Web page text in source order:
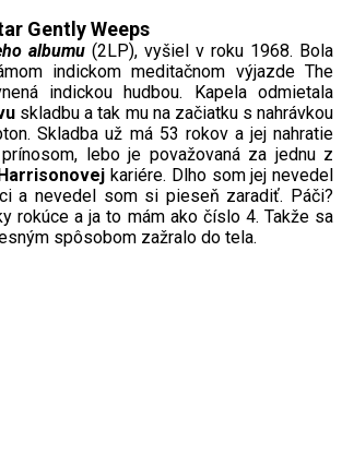
Gently Weeps
albumu (2LP), vyšiel v roku 1968. Bola
indickom meditačnom výjazde The
indickou hudbou. Kapela odmietala
skladbu a tak mu na začiatku s nahrávkou
Skladba už má 53 rokov a jej nahratie
lebo je považovaná za jednu z
kariére. Dlho som jej nevedel
a nevedel som si pieseň zaradiť. Páči?
rokúce a ja to mám ako číslo 4. Takže sa
spôsobom zažralo do tela.